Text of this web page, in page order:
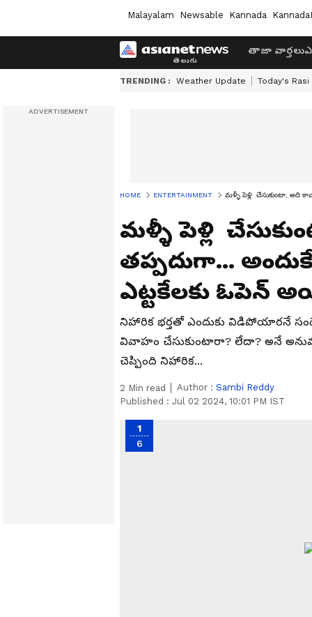
Malayalam Newsable Kannada
తాజా వార్తలు
TRENDING : Weather Update Today's Rasi
HOME ENTERTAINMENT మళ్ళీ పెళ్లి చేసుకుంటా, అది
మళ్ళీ పెళ్లి
తప్పదుగా...
ఎట్టకేలకు ఓపెన్
నిహారిక భర్తతో ఎందుకు
వివాహం చేసుకుంటారా? లేదా? అనే
చెప్పింది నిహారిక...
2 Min read Author : Sambi Reddy
Published : Jul 02 2024, 10:01 PM IST
1
6